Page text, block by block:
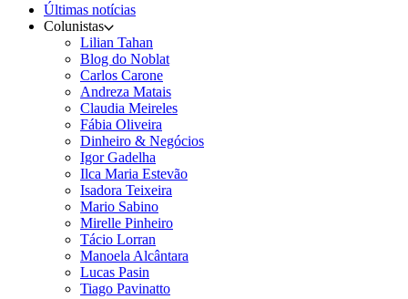
Últimas notícias
Colunistas
Lilian Tahan
Blog do Noblat
Carlos Carone
Andreza Matais
Claudia Meireles
Fábia Oliveira
Dinheiro & Negócios
Igor Gadelha
Ilca Maria Estevão
Isadora Teixeira
Mario Sabino
Mirelle Pinheiro
Tácio Lorran
Manoela Alcântara
Lucas Pasin
Tiago Pavinatto